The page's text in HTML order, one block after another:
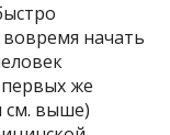
начать
же
см. выше)